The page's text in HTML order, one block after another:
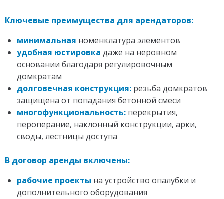
Ключевые преимущества для арендаторов:
минимальная номенклатура элементов
удобная юстировка даже на неровном
основании благодаря регулировочным
домкратам
долговечная конструкция: резьба домкратов
защищена от попадания бетонной смеси
многофункциональность: перекрытия,
пероперание, наклонный конструкции, арки,
своды, лестницы доступа
В договор аренды включены:
рабочие проекты на устройство опалубки и
дополнительного оборудования